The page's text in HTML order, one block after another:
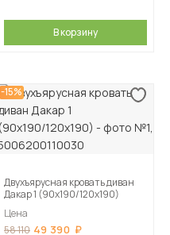
В корзину
-15%
Двухъярусная кровать диван
Дакар 1 (90х190/120х190)
Цена
58 110 49 390